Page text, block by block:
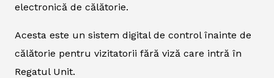
electronică de călătorie.
Acesta este un sistem digital de control înainte de
călătorie pentru vizitatorii fără viză care intră în
Regatul Unit.